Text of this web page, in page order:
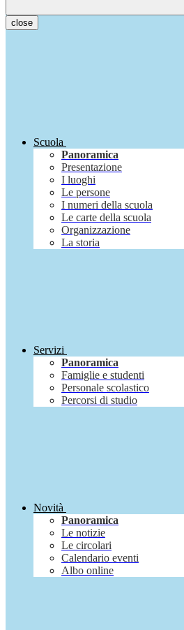
close
Scuola
Panoramica
Presentazione
I luoghi
Le persone
I numeri della scuola
Le carte della scuola
Organizzazione
La storia
Servizi
Panoramica
Famiglie e studenti
Personale scolastico
Percorsi di studio
Novità
Panoramica
Le notizie
Le circolari
Calendario eventi
Albo online